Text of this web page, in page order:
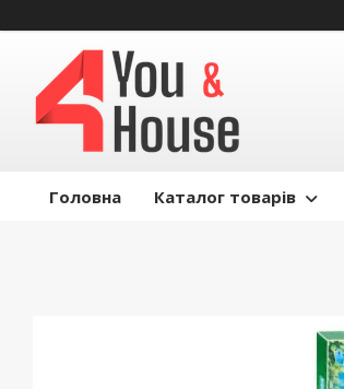
Головна Каталог товарів